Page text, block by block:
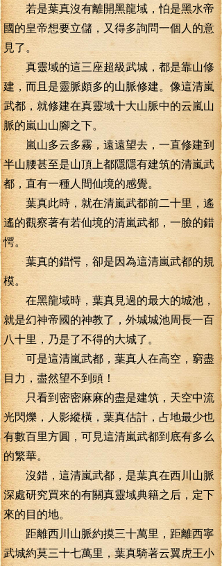
若是葉真沒有離開黑龍域，怕是黑水帝
國的皇帝想要立儲，又得多詢問一個人的意
見了。
真靈域的這三座超級武城，都是靠山修
建，而且是靈脈頗多的山脈修建。像這清嵐
武都，就修建在真靈域十大山脈中的云嵐山
脈的嵐山山腳之下。
嵐山多云多霧，遠遠望去，一直修建到
半山腰甚至是山頂上都隱隱有建筑的清嵐武
都，直有一種人間仙境的感覺。
葉真此時，就在清嵐武都前二十里，遙
遙的觀察著有若仙境的清嵐武都，一臉的錯
愕。
葉真的錯愕，卻是因為這清嵐武都的規
模。
在黑龍域時，葉真見過的最大的城池，
就是幻神帝國的神教了，外城城池周長一百
八十里，乃是了不得的大城了。
可是這清嵐武都，葉真人在高空，窮盡
目力，盡然望不到頭！
只看到密密麻麻的盡是建筑，天空中流
光閃爍，人影縱橫，葉真估計，占地最少也
有數百里方圓，可見這清嵐武都到底有多么
的繁華。
沒錯，這清嵐武都，是葉真在西川山脈
深處研究買來的有關真靈域典籍之后，定下
來的目的地。
距離西川山脈約摸三十萬里，距離西寧
武城約莫三十七萬里，葉真騎著云翼虎王小